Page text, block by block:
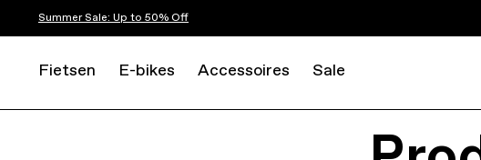
Summer Sale: Up to 50% Off
Fietsen E-bikes Accessoires Sale